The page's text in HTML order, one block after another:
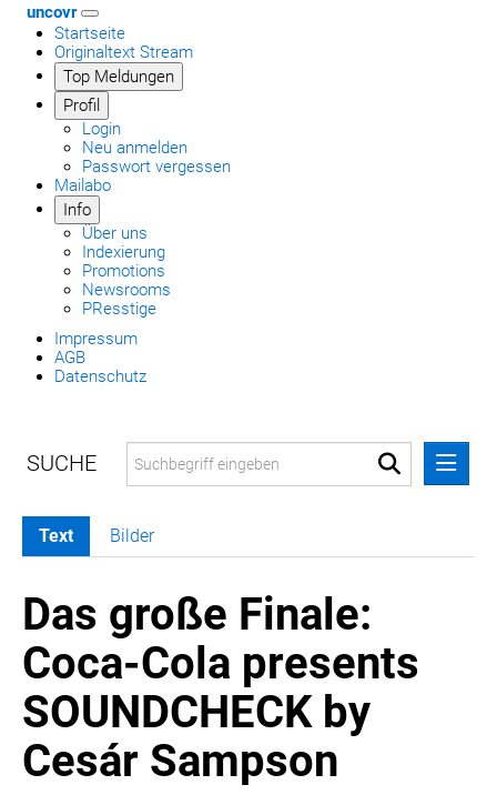
uncovr
Startseite
Originaltext Stream
Top Meldungen
Profil
Login
Neu anmelden
Passwort vergessen
Mailabo
Info
Über uns
Indexierung
Promotions
Newsrooms
PResstige
Impressum
AGB
Datenschutz
MELDUNGEN
COCA-COLA
Coca-Cola CUP
COCA-COLA HBC ÖSTERREICH
RÖMERQUELLE
ÖSTERREICHISCHE SPORTHILFE
KESCH
Text Bilder
Das große Finale:
Coca-Cola presents
SOUNDCHECK by
Cesár Sampson